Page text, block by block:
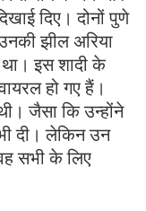
दिए। दोनों पुणे
झील अरिया
इस शादी के
हो गए हैं।
जैसा कि उन्होंने
दी। लेकिन उन
सभी के लिए